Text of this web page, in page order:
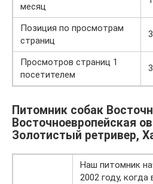
месяц
Позиция по просмотрам
страниц
Просмотров страниц 1
посетителем
Питомник собак
Восточноевропейская
Золотистый ретривер,
Наш питомник
2002 году,